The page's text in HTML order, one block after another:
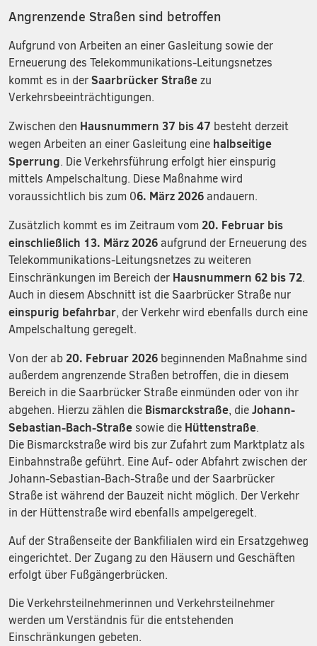
Angrenzende Straßen sind betroffen
Aufgrund von Arbeiten an einer Gasleitung sowie der
Erneuerung des Telekommunikations-Leitungsnetzes
kommt es in derSaarbrücker Straßezu
Verkehrsbeeinträchtigungen.
Zwischen den Hausnummern 37 bis 47 besteht derzeit
wegen Arbeiten an einer Gasleitung eine halbseitige
Sperrung. Die Verkehrsführung erfolgt hier einspurig
mittels Ampelschaltung. Diese Maßnahme wird
voraussichtlich bis zum 06. März 2026 andauern.
Zusätzlich kommt es im Zeitraum vom 20. Februar bis
einschließlich 13. März 2026 aufgrund der Erneuerung des
Telekommunikations-Leitungsnetzes zu weiteren
Einschränkungen im Bereich der Hausnummern 62 bis 72.
Auch in diesem Abschnitt ist die Saarbrücker Straße nur
einspurig befahrbar, der Verkehr wird ebenfalls durch eine
Ampelschaltung geregelt.
Von der ab20. Februar 2026 beginnenden Maßnahme sind
außerdem angrenzende Straßen betroffen, die in diesem
Bereich in die Saarbrücker Straße einmünden oder von ihr
abgehen. Hierzu zählen die Bismarckstraße, dieJohann-
Sebastian-Bach-Straße sowie die Hüttenstraße.
Die Bismarckstraße wird bis zur Zufahrt zum Marktplatz als
Einbahnstraße geführt. Eine Auf- oder Abfahrt zwischen der
Johann-Sebastian-Bach-Straße und der Saarbrücker
Straße ist während der Bauzeit nicht möglich. Der Verkehr
in der Hüttenstraße wird ebenfalls ampelgeregelt.
Auf der Straßenseite der Bankfilialen wird ein Ersatzgehweg
eingerichtet. Der Zugang zu den Häusern und Geschäften
erfolgt über Fußgängerbrücken.
Die Verkehrsteilnehmerinnen und Verkehrsteilnehmer
werden um Verständnis für die entstehenden
Einschränkungen gebeten.